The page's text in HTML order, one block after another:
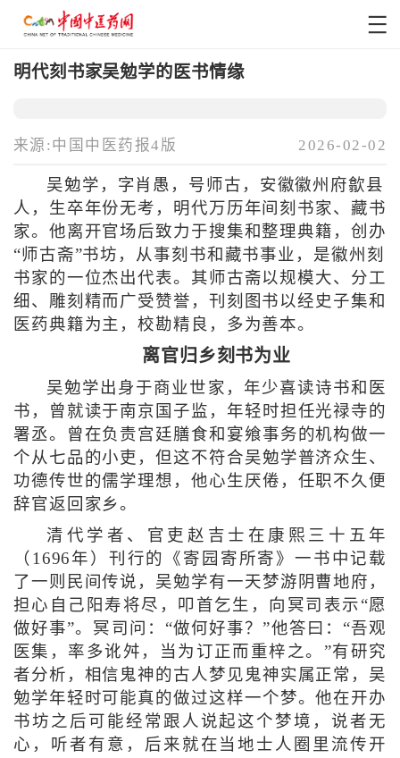
明代刻书家吴勉学的医书情缘
来源:中国中医药报4版 2026-02-02
吴勉学，字肖愚，号师古，安徽徽州府歙县
人，生卒年份无考，明代万历年间刻书家、藏书
家。他离开官场后致力于搜集和整理典籍，创办
“师古斋”书坊，从事刻书和藏书事业，是徽州刻
书家的一位杰出代表。其师古斋以规模大、分工
细、雕刻精而广受赞誉，刊刻图书以经史子集和
医药典籍为主，校勘精良，多为善本。
离官归乡刻书为业
吴勉学出身于商业世家，年少喜读诗书和医
书，曾就读于南京国子监，年轻时担任光禄寺的
署丞。曾在负责宫廷膳食和宴飨事务的机构做一
个从七品的小吏，但这不符合吴勉学普济众生、
功德传世的儒学理想，他心生厌倦，任职不久便
辞官返回家乡。
清代学者、官吏赵吉士在康熙三十五年
（1696年）刊行的《寄园寄所寄》一书中记载
了一则民间传说，吴勉学有一天梦游阴曹地府，
担心自己阳寿将尽，叩首乞生，向冥司表示“愿
做好事”。冥司问：“做何好事？”他答曰：“吾观
医集，率多讹舛，当为订正而重梓之。”有研究
者分析，相信鬼神的古人梦见鬼神实属正常，吴
勉学年轻时可能真的做过这样一个梦。他在开办
书坊之后可能经常跟人说起这个梦境，说者无
心，听者有意，后来就在当地士人圈里流传开